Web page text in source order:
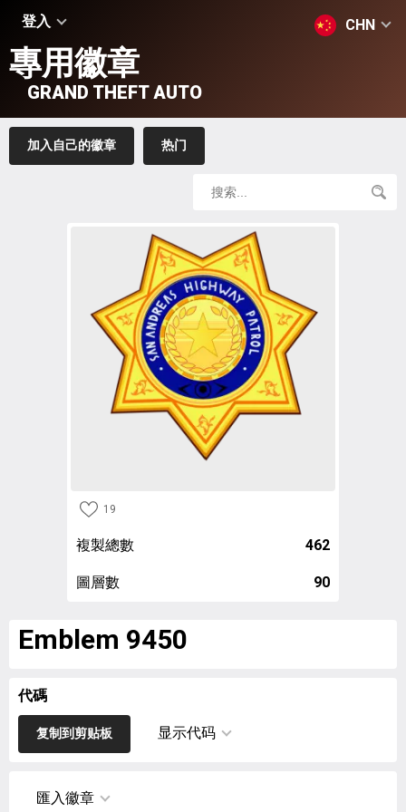
登入 CHN
專用徽章
GRAND THEFT AUTO
加入自己的徽章 热门
19
複製總數 462
圖層數 90
Emblem 9450
代碼
复制到剪贴板 显示代码
匯入徽章